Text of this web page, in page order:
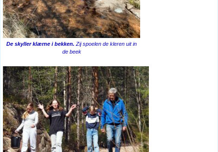
De skyller klærne i bekken. Zij spoelen de kleren uit in
de beek